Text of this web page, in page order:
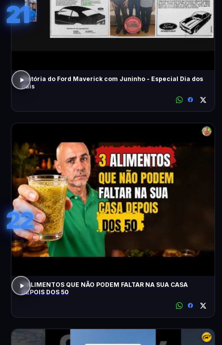
21
História do Ford Maverick com Juninho - Especial Dia dos
Pais
22
3 ALIMENTOS QUE NÃO PODEM FALTAR NA SUA CASA
DEPOIS DOS 50